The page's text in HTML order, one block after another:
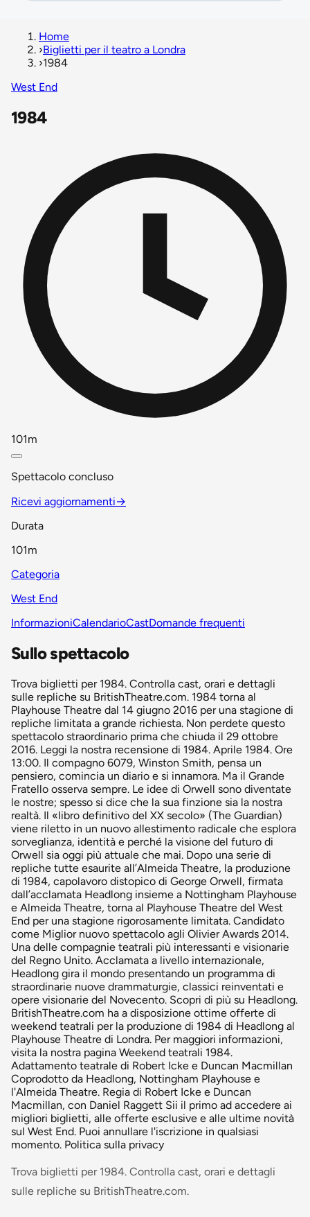
Home
›Biglietti per il teatro a Londra
›1984
West End
1984
101m
Spettacolo concluso
Ricevi aggiornamenti→
Durata
101m
Categoria
West End
InformazioniCalendarioCastDomande frequenti
Sullo spettacolo
Trova biglietti per 1984. Controlla cast, orari e dettagli
sulle repliche su BritishTheatre.com. 1984 torna al
Playhouse Theatre dal 14 giugno 2016 per una stagione di
repliche limitata a grande richiesta. Non perdete questo
spettacolo straordinario prima che chiuda il 29 ottobre
2016. Leggi la nostra recensione di 1984. Aprile 1984. Ore
13:00. Il compagno 6079, Winston Smith, pensa un
pensiero, comincia un diario e si innamora. Ma il Grande
Fratello osserva sempre. Le idee di Orwell sono diventate
le nostre; spesso si dice che la sua finzione sia la nostra
realtà. Il «libro definitivo del XX secolo» (The Guardian)
viene riletto in un nuovo allestimento radicale che esplora
sorveglianza, identità e perché la visione del futuro di
Orwell sia oggi più attuale che mai. Dopo una serie di
repliche tutte esaurite all’Almeida Theatre, la produzione
di 1984, capolavoro distopico di George Orwell, firmata
dall’acclamata Headlong insieme a Nottingham Playhouse
e Almeida Theatre, torna al Playhouse Theatre del West
End per una stagione rigorosamente limitata. Candidato
come Miglior nuovo spettacolo agli Olivier Awards 2014.
Una delle compagnie teatrali più interessanti e visionarie
del Regno Unito. Acclamata a livello internazionale,
Headlong gira il mondo presentando un programma di
straordinarie nuove drammaturgie, classici reinventati e
opere visionarie del Novecento. Scopri di più su Headlong.
BritishTheatre.com ha a disposizione ottime offerte di
weekend teatrali per la produzione di 1984 di Headlong al
Playhouse Theatre di Londra. Per maggiori informazioni,
visita la nostra pagina Weekend teatrali 1984.
Adattamento teatrale di Robert Icke e Duncan Macmillan
Coprodotto da Headlong, Nottingham Playhouse e
l'Almeida Theatre. Regia di Robert Icke e Duncan
Macmillan, con Daniel Raggett Sii il primo ad accedere ai
migliori biglietti, alle offerte esclusive e alle ultime novità
sul West End. Puoi annullare l'iscrizione in qualsiasi
momento. Politica sulla privacy
Trova biglietti per 1984. Controlla cast, orari e dettagli
sulle repliche su BritishTheatre.com.